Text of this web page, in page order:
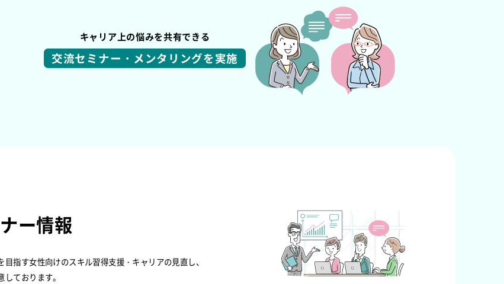
キャリア上の悩みを共有できる
交流セミナー・メンタリングを実施
ー情報
指す女性向けのスキル習得支援・キャリアの見直し、
ております。